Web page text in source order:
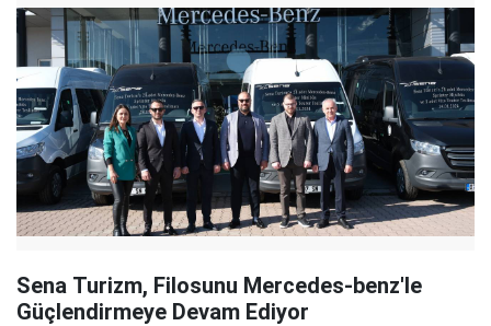
Sena Turizm, Filosunu Mercedes-benz'le
Güçlendirmeye Devam Ediyor